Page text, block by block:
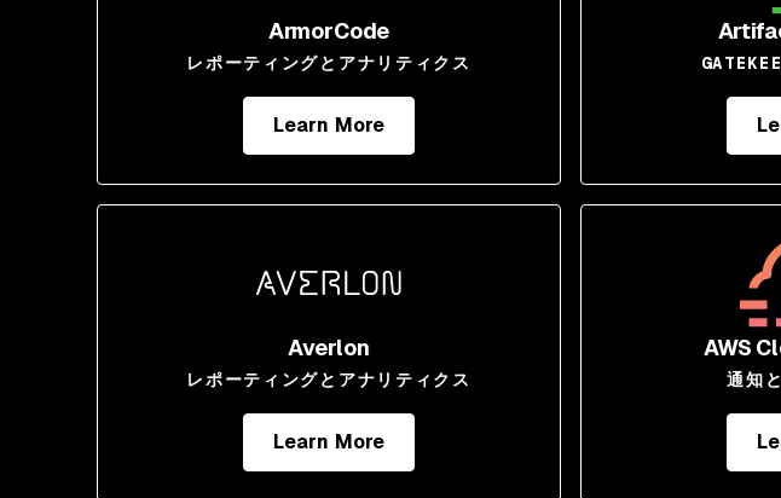
ArmorCode
レポーティングとアナリティクス
Learn More
Averlon
レポーティングとアナリティクス
Learn More
AWS
通知